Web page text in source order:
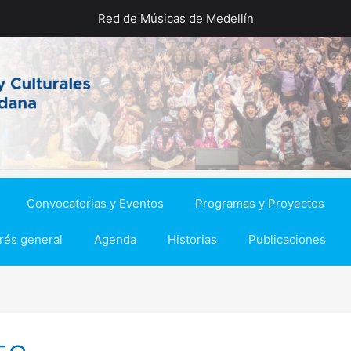
Red de Músicas de Medellín
Convocatorias y Eventos Programas y Proyectos
general Agenda Historias Publicaciones